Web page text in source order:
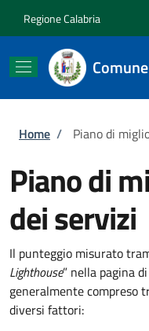
Regione Calabria
Briciole di
Home / Piano di
Piano di
dei servizi
Il punteggio misurato
Lighthouse” nella pagina
generalmente compreso
diversi fattori: